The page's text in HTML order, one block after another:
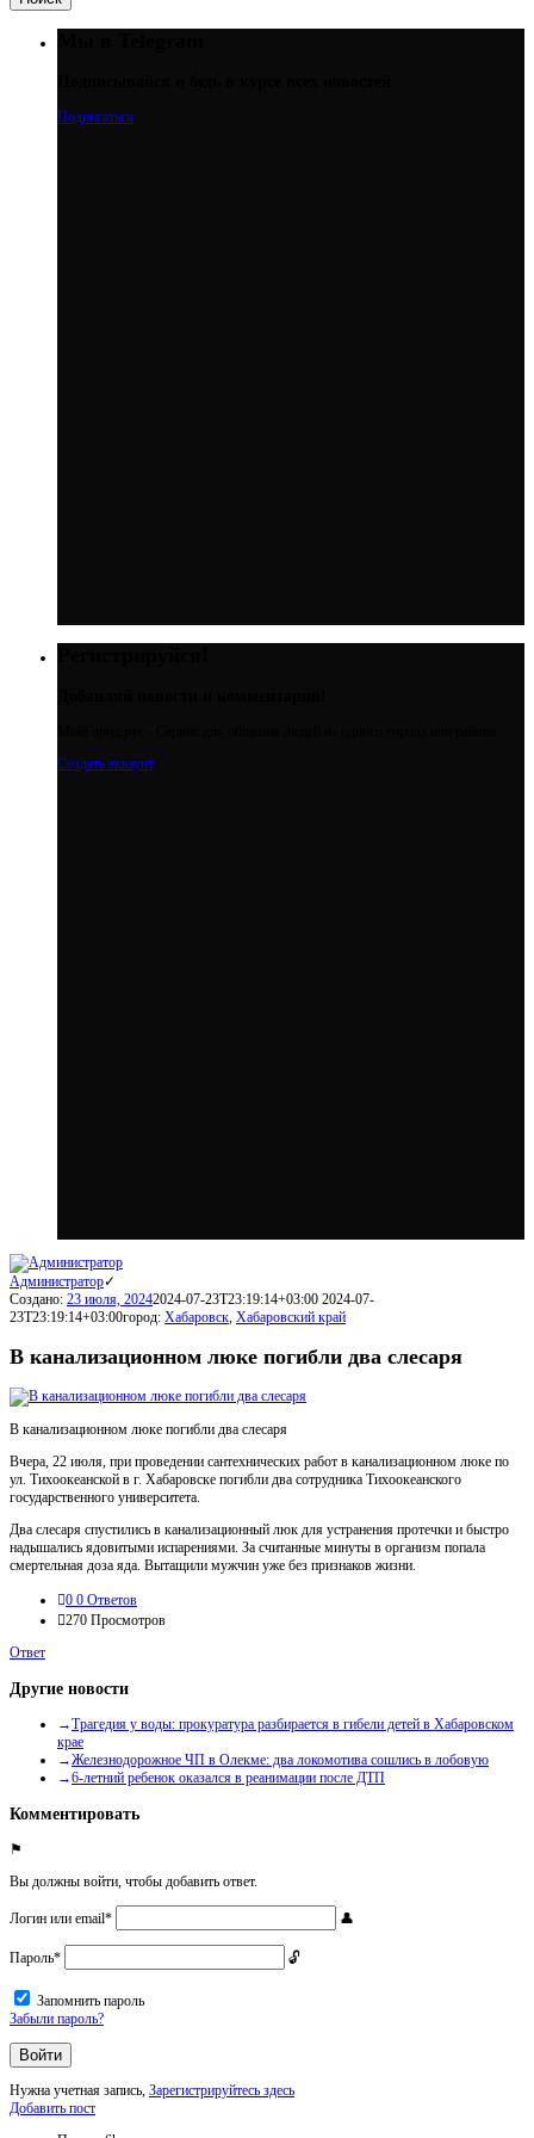
Подписаться
Создать аккаунт
Администратор
Создано: 23 июля, 20242024-07-23T23:19:14+03:00 2024-07-
23T23:19:14+03:00город: Хабаровск, Хабаровский край
В канализационном люке погибли два слесаря
В канализационном люке погибли два слесаря
Вчера, 22 июля, при проведении сантехнических работ в канализационном люке по
ул. Тихоокеанской в г. Хабаровске погибли два сотрудника Тихоокеанского
государственного университета.
Два слесаря спустились в канализационный люк для устранения протечки и быстро
надышались ядовитыми испарениями. За считанные минуты в организм попала
смертельная доза яда. Вытащили мужчин уже без признаков жизни.
0 0 Ответов
270 Просмотров
Ответ
Другие новости
Трагедия у воды: прокуратура разбирается в гибели детей в Хабаровском
крае
Железнодорожное ЧП в Олекме: два локомотива сошлись в лобовую
6-летний ребенок оказался в реанимации после ДТП
Комментировать
Вы должны войти, чтобы добавить ответ.
Логин или email*
Пароль*
Запомнить пароль
Забыли пароль?
Нужна учетная запись, Зарегистрируйтесь здесь
Боковая
Добавить пост